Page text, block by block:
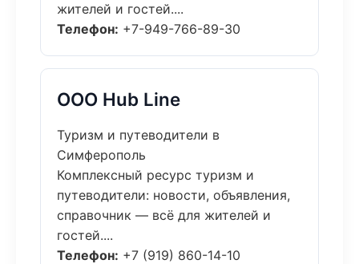
жителей и гостей....
Телефон: +7-949-766-89-30
ООО Hub Line
Туризм и путеводители в
Симферополь
Комплексный ресурс туризм и
путеводители: новости, объявления,
справочник — всё для жителей и
гостей....
Телефон: +7 (919) 860-14-10